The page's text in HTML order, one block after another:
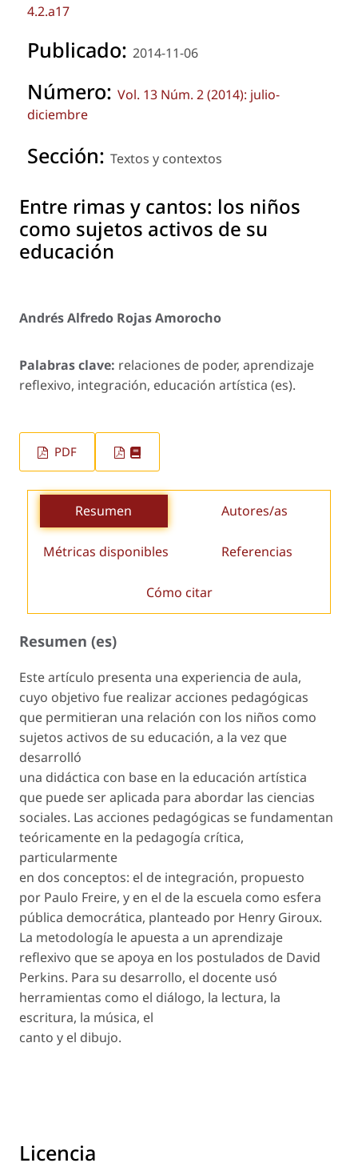
4.2.a17
Publicado: 2014-11-06
Número: Vol. 13 Núm. 2 (2014): julio-
diciembre
Sección: Textos y contextos
Entre rimas y cantos: los niños
como sujetos activos de su
educación
Andrés Alfredo Rojas Amorocho
Palabras clave: relaciones de poder, aprendizaje
reflexivo, integración, educación artística (es).
PDF
Resumen Autores/as
Métricas disponibles Referencias
Cómo citar
Resumen (es)
Este artículo presenta una experiencia de aula,
cuyo objetivo fue realizar acciones pedagógicas
que permitieran una relación con los niños como
sujetos activos de su educación, a la vez que
desarrolló
una didáctica con base en la educación artística
que puede ser aplicada para abordar las ciencias
sociales. Las acciones pedagógicas se fundamentan
teóricamente en la pedagogía crítica,
particularmente
en dos conceptos: el de integración, propuesto
por Paulo Freire, y en el de la escuela como esfera
pública democrática, planteado por Henry Giroux.
La metodología le apuesta a un aprendizaje
reflexivo que se apoya en los postulados de David
Perkins. Para su desarrollo, el docente usó
herramientas como el diálogo, la lectura, la
escritura, la música, el
canto y el dibujo.
Licencia